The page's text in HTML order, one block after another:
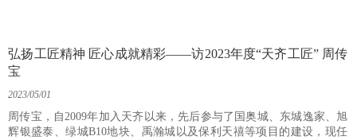
弘扬工匠精神 匠心成就精彩——访2023年度“天齐工匠” 周传
宝
2023/05/01
周传宝，自2009年加入天齐以来，先后参与了国奥城、东城逸家、旭
辉银盛泰、绿城B10地块、禹瀚城以及保利天禧等项目的建设，现任